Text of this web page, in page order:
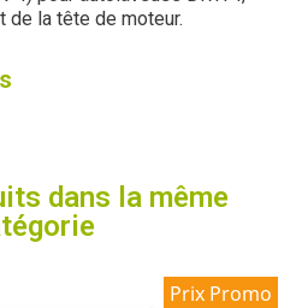
de la tête de moteur.
dans la même
Prix Promo